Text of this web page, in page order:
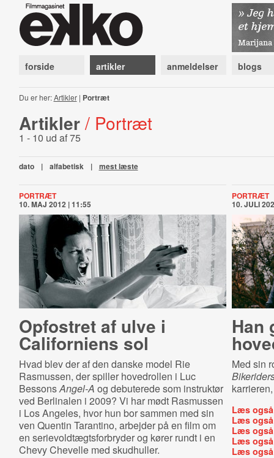
forside artikler anmeldelser blogs
Du er her:Artikler| Portræt
Artikler / Portræt
1 - 10 ud af 75
dato | alfabetisk | mest læste
PORTRÆT
10. MAJ 2012 | 11:55
Opfostret af ulve i
Californiens sol
Hvad blev der af den danske model Rie
Rasmussen, der spiller hovedrollen i Luc
BessonsAngel-A og debuterede som instruktør
ved Berlinalen i 2009? Vi har mødt Rasmussen
i Los Angeles, hvor hun bor sammen med sin
ven Quentin Tarantino, arbejder på en film om
en serievoldtægtsforbryder og kører rundt i en
Chevy Chevelle med skudhuller.
PORTRÆT
10. JULI
Han
Med sin
Læs
Læs
Læs
Læs
Læs